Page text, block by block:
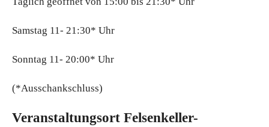
Samstag 11- 21:30* Uhr
Sonntag 11- 20:00* Uhr
(*Ausschankschluss)
Veranstaltungsort Felsenkeller-